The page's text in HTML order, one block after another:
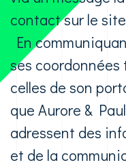
contact sur le site
En
ses coordonnées
celles de son
que Aurore &
adressent des
et de la